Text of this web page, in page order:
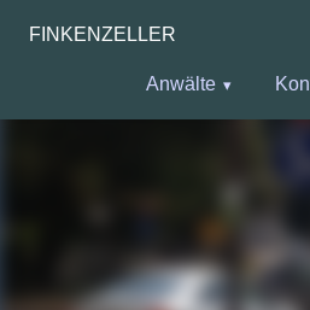
FINKENZELLER
Anwälte